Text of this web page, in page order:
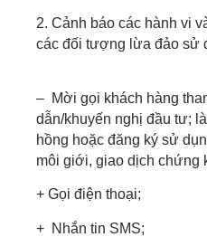
2. Cảnh báo các hành vi
các đối tượng lừa đảo sử
– Mời gọi khách hàng
dẫn/khuyến nghị đầu tư;
hồng hoặc đăng ký sử
môi giới, giao dịch chứng
+ Gọi điện thoại;
+ Nhắn tin SMS;